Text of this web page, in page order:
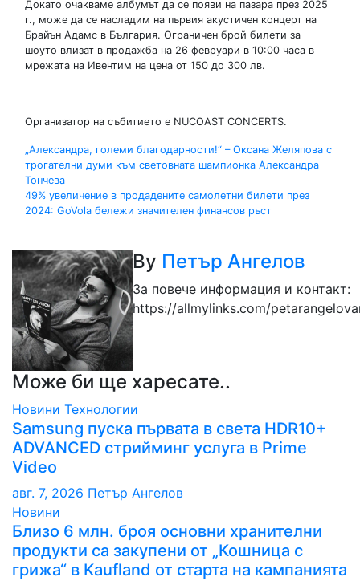
Докато очакваме албумът да се появи на пазара през 2025
г., може да се насладим на първия акустичен концерт на
Брайън Адамс в България. Ограничен брой билети за
шоуто влизат в продажба на 26 февруари в 10:00 часа в
мрежата на Ивентим на цена от 150 до 300 лв.
Организатор на събитието е NUCOAST CONCERTS.
Навигация
„Александра, големи благодарности!“ – Оксана Желяпова с
трогателни думи към световната шампионка Александра
Тончева
49% увеличение в продадените самолетни билети през
2024: GoVola бележи значителен финансов ръст
By Петър Ангелов
За повече информация и контакт:
https://allmylinks.com/
Може би ще харесате..
Новини Технологии
Samsung пуска първата в света HDR10+
ADVANCED стрийминг услуга в Prime
Video
авг. 7, 2026 Петър Ангелов
Новини
Близо 6 млн. броя основни хранителни
продукти са закупени от „Кошница с
грижа“ в Kaufland от старта на кампанията